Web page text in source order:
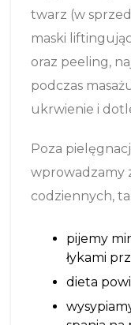
twarz (w
maski
oraz peeling,
podczas
ukrwienie i
Poza
wprowadzamy
codziennych,
pijemy
łykami
dieta